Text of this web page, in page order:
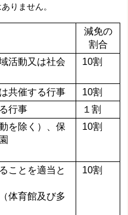
りません。
減免の
割合
活動又は社会
10割
共催する行事
10割
行事
１割
を除く）、保
10割
ことを適当と
体育館及び多
10割